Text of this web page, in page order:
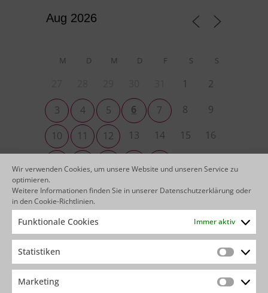
Wir verwenden Cookies, um unsere Website und unseren Service zu
optimieren.
Weitere Informationen finden Sie in unserer Datenschutzerklärungoder
in denCookie-Richtlinien.
Funktionale Cookies Immer aktiv
Statistiken
Marketing
M D M D F S S
1
2
3
4 5 6 7 8
9
10
11 12 13 14 15
16
24
25 26 27 28 29
30
31
1 2 3 4 5 6
KEINEN PASSENDEN TERMIN
GEFUNDEN?